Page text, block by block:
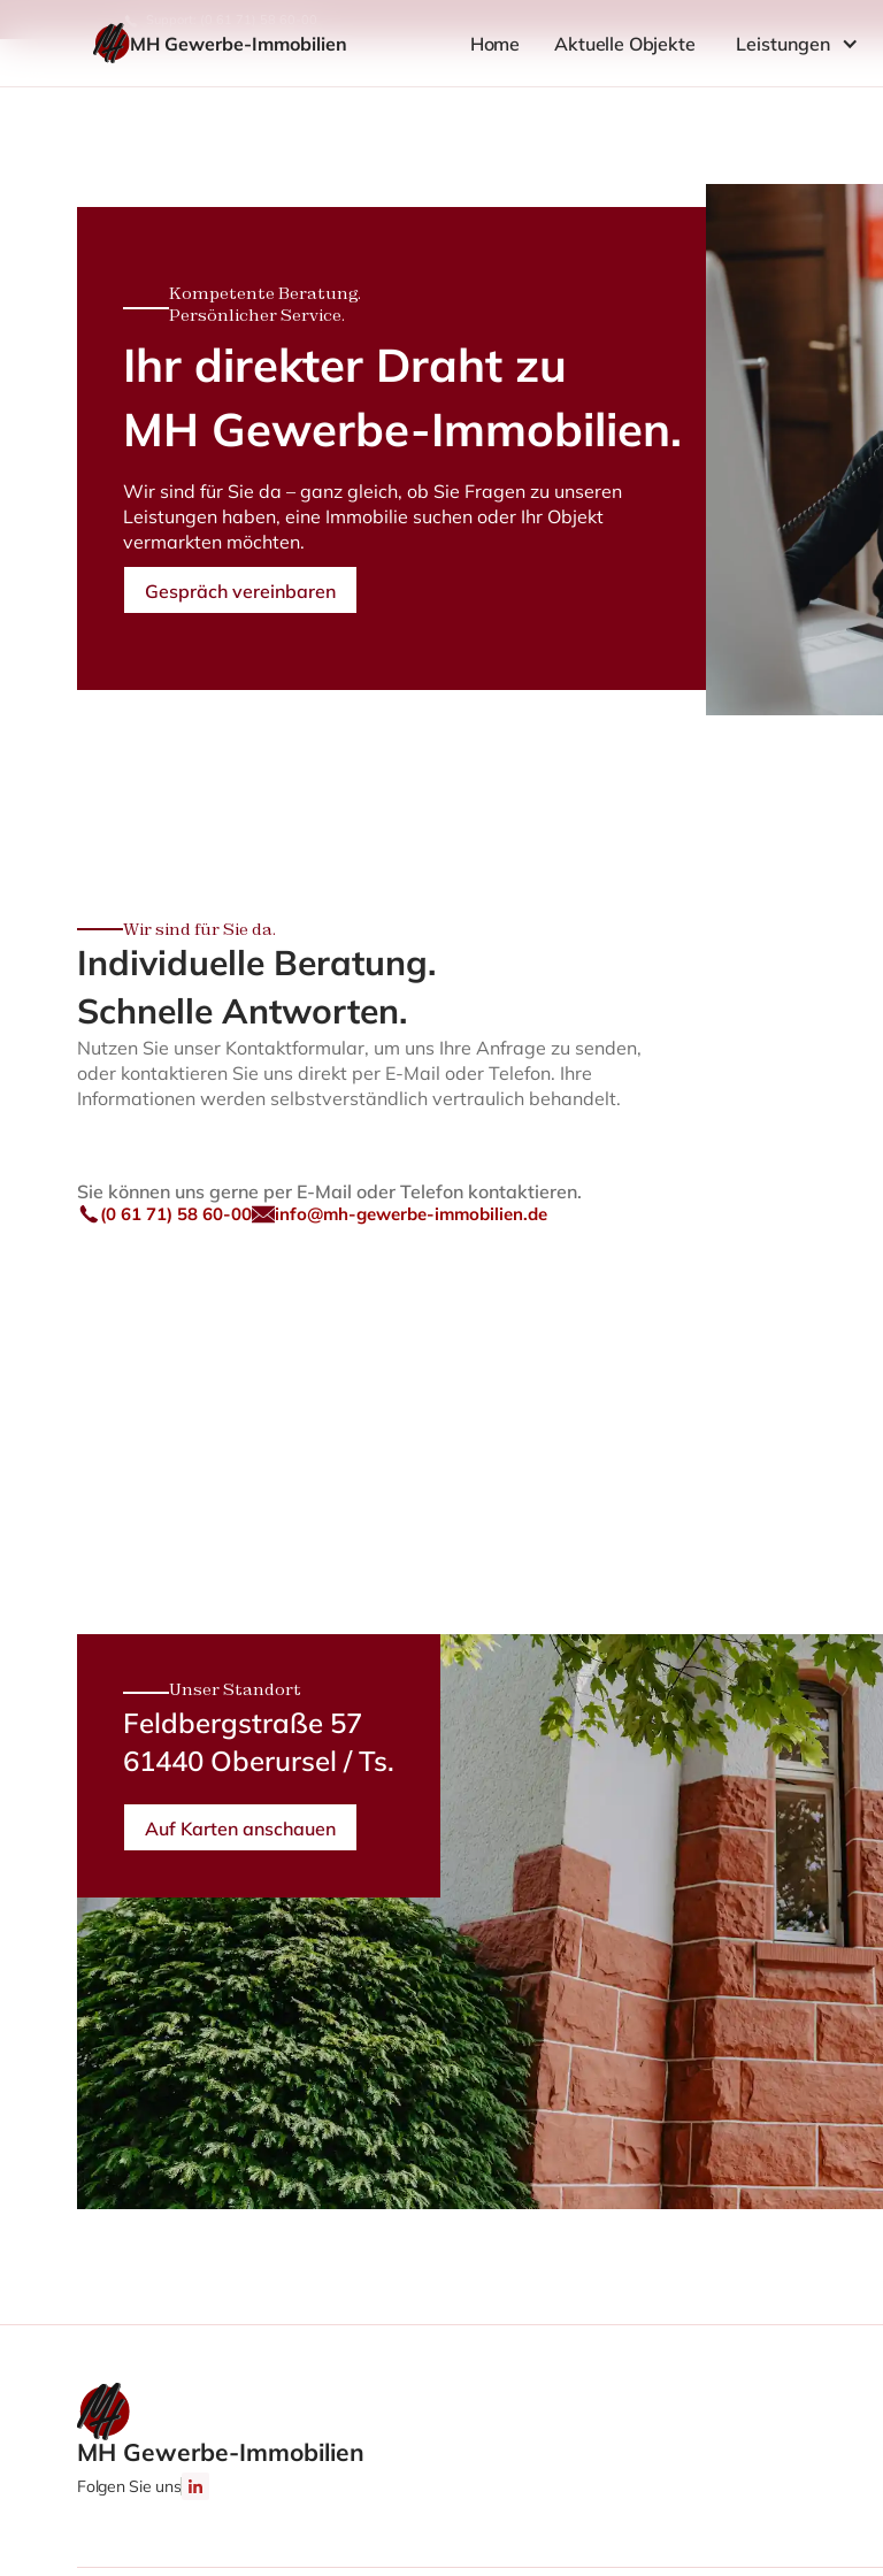
MH Gewerbe-Immobilien Home Aktuelle Objekte Leistungen
Kompetente Beratung.
Persönlicher Service.
Ihr direkter Draht zu
MH Gewerbe-Immobilien.
Wir sind für Sie da – ganz gleich, ob Sie Fragen zu unseren
Leistungen haben, eine Immobilie suchen oder Ihr Objekt
vermarkten möchten.
Gespräch vereinbaren
Wir sind für Sie da.
Individuelle Beratung.
Schnelle Antworten.
Nutzen Sie unser Kontaktformular, um uns Ihre Anfrage zu senden,
oder kontaktieren Sie uns direkt per E-Mail oder Telefon. Ihre
Informationen werden selbstverständlich vertraulich behandelt.
Sie können uns gerne per E-Mail oder Telefon kontaktieren.
(0 61 71) 58 60-00 info@mh-gewerbe-immobilien.de
Unser Standort
Feldbergstraße 57
61440 Oberursel / Ts.
Auf Karten anschauen
MH Gewerbe-Immobilien
Folgen Sie uns